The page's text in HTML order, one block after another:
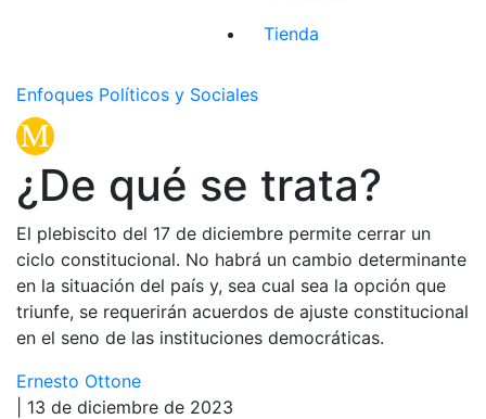
Tienda
Enfoques Políticos y Sociales
¿De qué se trata?
El plebiscito del 17 de diciembre permite cerrar un
ciclo constitucional. No habrá un cambio determinante
en la situación del país y, sea cual sea la opción que
triunfe, se requerirán acuerdos de ajuste constitucional
en el seno de las instituciones democráticas.
Ernesto Ottone
| 13 de diciembre de 2023